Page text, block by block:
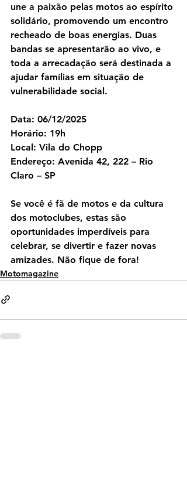
une a paixão pelas motos ao espírito
solidário, promovendo um encontro
recheado de boas energias. Duas
bandas se apresentarão ao vivo, e
toda a arrecadação será destinada a
ajudar famílias em situação de
vulnerabilidade social.
Data: 06/12/2025
Horário: 19h
Local: Vila do Chopp
Endereço: Avenida 42, 222 – Rio
Claro – SP
Se você é fã de motos e da cultura
dos motoclubes, estas são
oportunidades imperdíveis para
celebrar, se divertir e fazer novas
amizades. Não fique de fora!
Motomagazine